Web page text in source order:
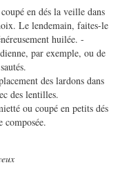
en dés la veille dans
Le lendemain, faites-le
huilée. -
par exemple, ou de
des lardons dans
des lentilles.
ou coupé en petits dés
composée.